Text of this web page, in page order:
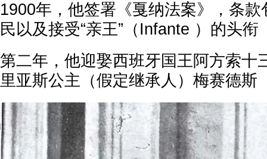
1900年，他签署《戛纳法案》，条
民以及接受“亲王”（Infante ）的头衔
第二年，他迎娶西班牙国王阿方索十
里亚斯公主（假定继承人）梅赛德斯